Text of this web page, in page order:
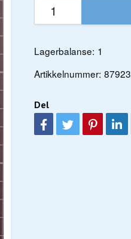
Lagerbalanse: 1
Artikkelnummer: 87923
Del